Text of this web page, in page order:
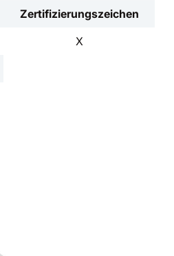
Zertifizierungszeichen
X